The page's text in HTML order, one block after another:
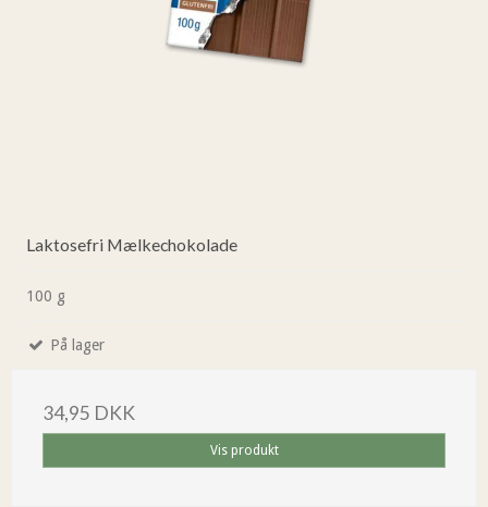
Laktosefri Mælkechokolade
100 g
På lager
34,95 DKK
Vis produkt